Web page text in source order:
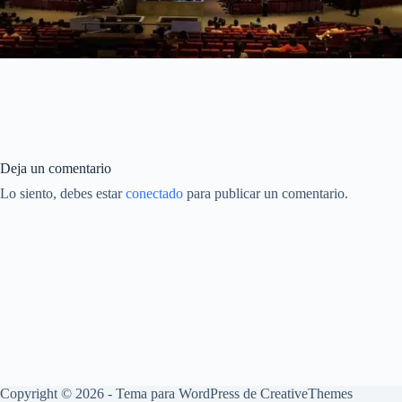
Deja un comentario
Lo siento, debes estarconectado para publicar un comentario.
Copyright © 2026 - Tema para WordPress de CreativeThemes